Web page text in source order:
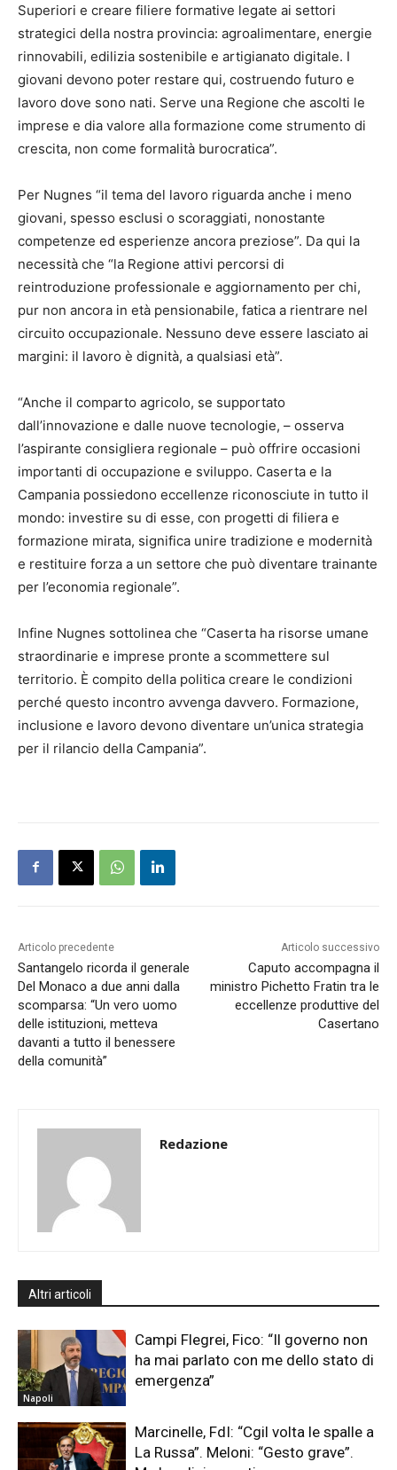
Superiori e creare filiere formative legate ai settori
strategici della nostra provincia: agroalimentare, energie
rinnovabili, edilizia sostenibile e artigianato digitale. I
giovani devono poter restare qui, costruendo futuro e
lavoro dove sono nati. Serve una Regione che ascolti le
imprese e dia valore alla formazione come strumento di
crescita, non come formalità burocratica”.
Per Nugnes “il tema del lavoro riguarda anche i meno
giovani, spesso esclusi o scoraggiati, nonostante
competenze ed esperienze ancora preziose”. Da qui la
necessità che “la Regione attivi percorsi di
reintroduzione professionale e aggiornamento per chi,
pur non ancora in età pensionabile, fatica a rientrare nel
circuito occupazionale. Nessuno deve essere lasciato ai
margini: il lavoro è dignità, a qualsiasi età”.
“Anche il comparto agricolo, se supportato
dall’innovazione e dalle nuove tecnologie, – osserva
l’aspirante consigliera regionale – può offrire occasioni
importanti di occupazione e sviluppo. Caserta e la
Campania possiedono eccellenze riconosciute in tutto il
mondo: investire su di esse, con progetti di filiera e
formazione mirata, significa unire tradizione e modernità
e restituire forza a un settore che può diventare trainante
per l’economia regionale”.
Infine Nugnes sottolinea che “Caserta ha risorse umane
straordinarie e imprese pronte a scommettere sul
territorio. È compito della politica creare le condizioni
perché questo incontro avvenga davvero. Formazione,
inclusione e lavoro devono diventare un’unica strategia
per il rilancio della Campania”.
Articolo precedente
Santangelo ricorda il generale
Del Monaco a due anni dalla
scomparsa: “Un vero uomo
delle istituzioni, metteva
davanti a tutto il benessere
della comunità”
Articolo successivo
Caputo accompagna il
ministro Pichetto Fratin tra le
eccellenze produttive del
Casertano
Redazione
Altri articoli
Napoli
Campi Flegrei, Fico: “Il governo non
ha mai parlato con me dello stato di
emergenza”
Marcinelle, FdI: “Cgil volta le spalle a
La Russa”. Meloni: “Gesto grave”.